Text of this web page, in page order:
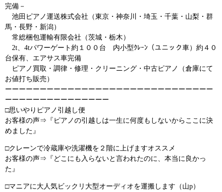
完備－
池田ピアノ運送株式会社（東京・神奈川・埼玉・千葉・山梨・群
馬・長野・新潟）
常総梱包運輸有限会社（茨城・栃木）
2t、4tパワーゲート約１００台 内小型ｸﾚｰﾝ（ユニック車）約４０
台保有、エアサス車完備
ピアノ買取・調律・修理・クリーニング・中古ピアノ（倉庫にて
お値打ち販売）
ーーーーーーーーーーーーーーーーーーーーーーーーーーーーーー
ーーーーーーーーーーーーーーー
□思いやりピアノ引越し便
お客様の声⇒『ピアノの引越しは一生に何度もしないからここに決
めました』
□クレーンで冷蔵庫や洗濯機を２階に上げますオススメ
お客様の声⇒『どこにも入らないと言われたのに、本当に良かっ
た』
□マニアに大人気ビックリ大型オーディオを運搬します（山p）